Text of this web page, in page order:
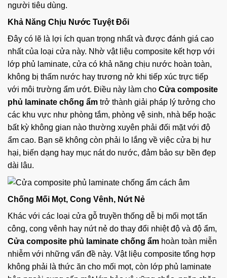
người tiêu dùng.
Khả Năng Chịu Nước Tuyệt Đối
Đây có lẽ là lợi ích quan trọng nhất và được đánh giá cao
nhất của loại cửa này. Nhờ vật liệu composite kết hợp với
lớp phủ laminate, cửa có khả năng chịu nước hoàn toàn,
không bị thấm nước hay trương nở khi tiếp xúc trực tiếp
với môi trường ẩm ướt. Điều này làm cho Cửa composite
phủ laminate chống ẩm trở thành giải pháp lý tưởng cho
các khu vực như phòng tắm, phòng vệ sinh, nhà bếp hoặc
bất kỳ không gian nào thường xuyên phải đối mặt với độ
ẩm cao. Bạn sẽ không còn phải lo lắng về việc cửa bị hư
hại, biến dạng hay mục nát do nước, đảm bảo sự bền đẹp
dài lâu.
Chống Mối Mọt, Cong Vênh, Nứt Nẻ
Khác với các loại cửa gỗ truyền thống dễ bị mối mọt tấn
công, cong vênh hay nứt nẻ do thay đổi nhiệt độ và độ ẩm,
Cửa composite phủ laminate chống ẩm hoàn toàn miễn
nhiễm với những vấn đề này. Vật liệu composite tổng hợp
không phải là thức ăn cho mối mọt, còn lớp phủ laminate